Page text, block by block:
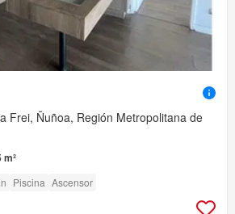
Frei, Ñuñoa, Región Metropolitana de
m²
Piscina Ascensor